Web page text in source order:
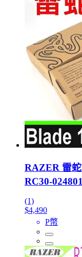
RAZER 雷
RC30-
(1)
$4,490
P幣